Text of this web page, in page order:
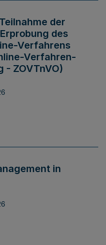
der
des
Verfahrens
Verfahren-
- ZOVTnVO)
in